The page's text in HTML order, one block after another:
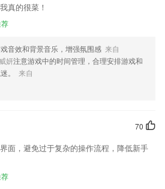
会更好！
越多红包越多！
多热门玩法等你来拍！
，如果您喜欢这款软件，您可以到应用商店
经历，以帮助我们更好的对产品进行优化修
真的很菜！
戏音效和背景音乐，增强氛围感 来自
妍注意游戏中的时间管理，合理安排游戏和
。
来自
70
面，避免过于复杂的操作流程，降低新手